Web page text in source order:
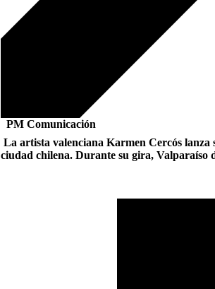
PM Comunicación
La artista valenciana Karmen Cercós
ciudad chilena. Durante su gira, Valparaíso